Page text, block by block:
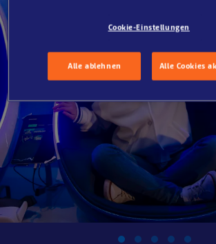
Cookie-Einstellungen
Alle ablehnen Alle Cookies